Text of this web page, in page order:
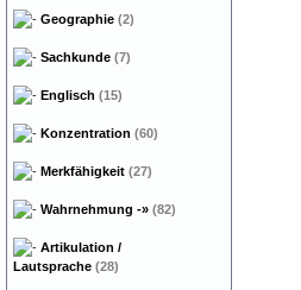
Geographie (2)
Sachkunde (7)
Englisch (15)
Konzentration (60)
Merkfähigkeit (27)
Wahrnehmung -» (82)
Artikulation /
Lautsprache (28)